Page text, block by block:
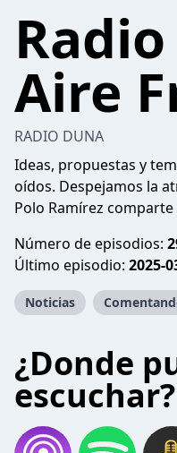
Aire
RADIO DUNA
Ideas, propuestas y
oídos. Despejamos la
Polo Ramírez comparte
Número de episodios:
Último episodio: 2025-
Noticias
¿Donde
escuchar?